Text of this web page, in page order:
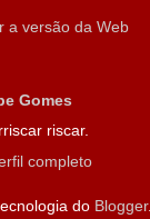
a versão da Web
Gomes
riscar.
completo
do Blogger.